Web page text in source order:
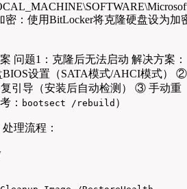
密：使用BitLocker将克隆硬盘设为加
问题1：克隆后无法启动 解决方案：
设置（SATA模式/AHCI模式） ②
复引导（安装后自动检测） ③ 手动重
： bootsect /rebuild ）
理流程：